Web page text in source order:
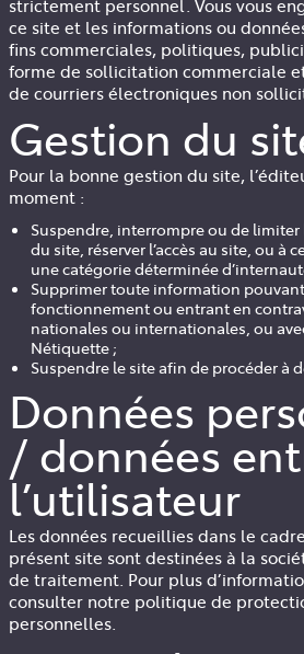
strictement personnel. Vous vous
ce site et les informations ou
fins commerciales, politiques,
forme de sollicitation commerciale
de courriers électroniques non
Gestion du
Pour la bonne gestion du site,
moment :
Suspendre, interrompre ou de limiter
du site, réserver l’accès au site, ou à
une catégorie déterminée
Supprimer toute information
fonctionnement ou entrant en
nationales ou internationales, ou
Nétiquette ;
Suspendre le site afin de procéder à
Données
/ données
l’utilisateur
Les données recueillies dans le
présent site sont destinées à la
de traitement. Pour plus
consulter notre politique de
personnelles.